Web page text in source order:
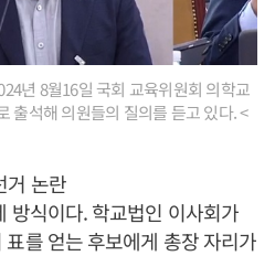
년 8월16일 국회 교육위원회 의학교
출석해 의원들의 질의를 듣고 있다. <
거 논란
방식이다. 학교법인 이사회가
를 얻는 후보에게 총장 자리가